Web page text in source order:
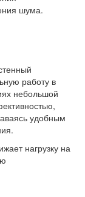
шума.
работу в
небольшой
удобным
нагрузку на